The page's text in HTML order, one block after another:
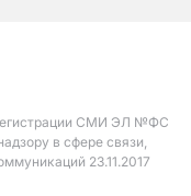
СМИ ЭЛ №ФС
в сфере связи,
23.11.2017